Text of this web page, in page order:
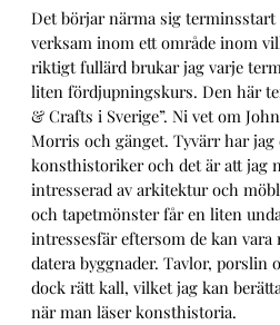
Det börjar närma sig
verksam inom ett område inom
riktigt fullärd brukar jag varje
liten fördjupningskurs. Den här
& Crafts i Sverige”. Ni vet om
Morris och gänget. Tyvärr har
konsthistoriker och det är att jag
intresserad av arkitektur och
och tapetmönster får en liten
intressesfär eftersom de kan
datera byggnader. Tavlor, porslin
dock rätt kall, vilket jag kan
när man läser konsthistoria.